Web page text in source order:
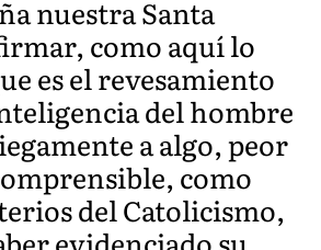
nuestra Santa
como aquí lo
es el revesamiento
del hombre
a algo, peor
como
del Catolicismo,